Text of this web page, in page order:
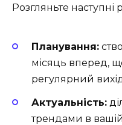
Розгляньте наступні
Планування:
місяць вперед,
регулярний
Актуальність:
трендами в вашій